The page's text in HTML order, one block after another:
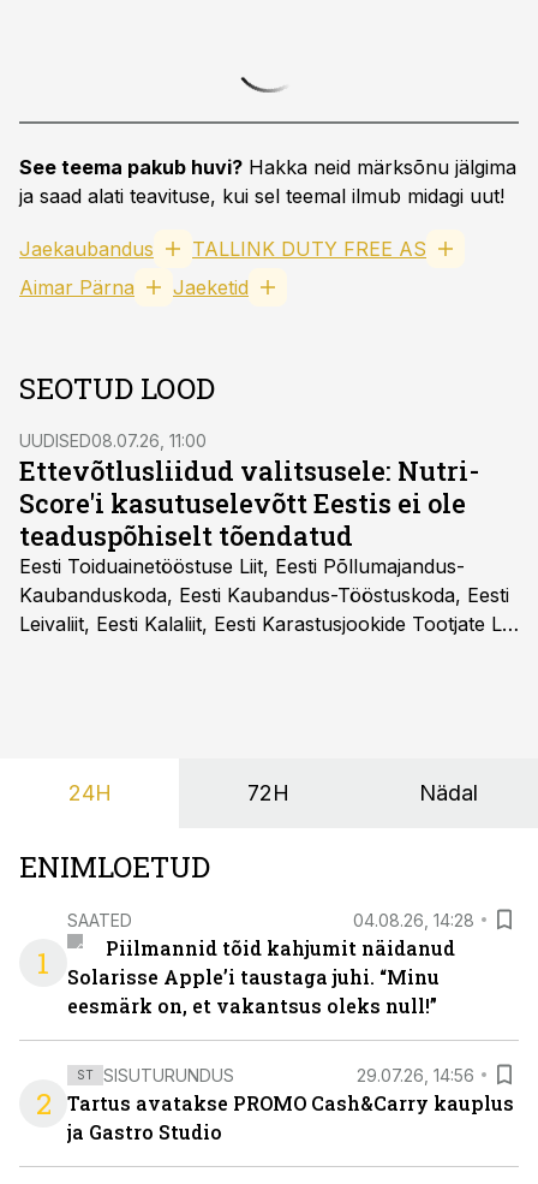
See teema pakub huvi? Hakka neid märksõnu jälgima
ja saad alati teavituse, kui sel teemal ilmub midagi uut!
Jaekaubandus
TALLINK DUTY FREE AS
Aimar Pärna
Jaeketid
SEOTUD LOOD
UUDISED08.07.26, 11:00
Ettevõtlusliidud valitsusele: Nutri-
Score'i kasutuselevõtt Eestis ei ole
teaduspõhiselt tõendatud
Eesti Toiduainetööstuse Liit, Eesti Põllumajandus-
Kaubanduskoda, Eesti Kaubandus-Tööstuskoda, Eesti
Leivaliit, Eesti Kalaliit, Eesti Karastusjookide Tootjate Liit
arvestavas lahenduses. Pakendi esikülje märgistuse
eksitamine.
24H 72H Nädal
ENIMLOETUD
1
SAATED 04.08.26, 14:28
Piilmannid tõid kahjumit näidanud
Solarisse Apple’i taustaga juhi. “Minu
eesmärk on, et vakantsus oleks null!”
2
ST SISUTURUNDUS 29.07.26, 14:56
Tartus avatakse PROMO Cash&Carry kauplus
ja Gastro Studio